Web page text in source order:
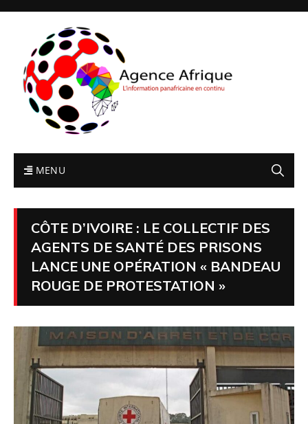
MENU
CÔTE D’IVOIRE : LE COLLECTIF DES
AGENTS DE SANTÉ DES PRISONS
LANCE UNE OPÉRATION « BANDEAU
ROUGE DE PROTESTATION »